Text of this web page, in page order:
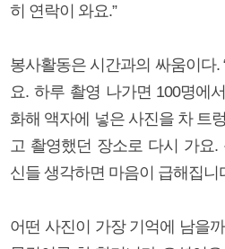
히 연락이 와요.”
봉사활동은 시간과의 싸움이다.
요. 하루 촬영 나가면 100명에
화해 액자에 넣은 사진을 차 트
고 촬영했던 장소로 다시 가요
신들 생각하면 마음이 급해집니
어떤 사진이 가장 기억에 남을